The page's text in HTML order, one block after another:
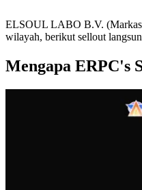
ELSOUL LABO B.V. (Markas:
wilayah, berikut sellout
Mengapa ERPC's